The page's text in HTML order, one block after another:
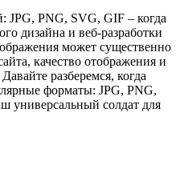
JPG, PNG, SVG, GIF – когда
дизайна и веб-разработки
может существенно
качество отображения и
разберемся, когда
форматы: JPG, PNG,
универсальный солдат для